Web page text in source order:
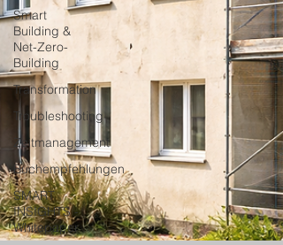
Smart
Building &
Net-Zero-
Building
Transformation
Troubleshooting
Zeitmanagement
Buchempfehlungen
SMART
INSIGHTS -
Whitepaper